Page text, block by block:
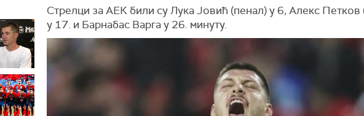
Стрелци за АЕК били су Лука Јовић (пенал) у 6, Алекс Петков
у 17. и Барнабас Варга у 26. минуту.